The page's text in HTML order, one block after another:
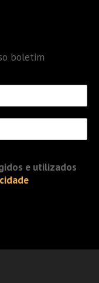
boletim
e utilizados